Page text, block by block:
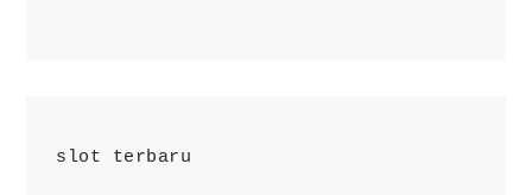
slot terbaru